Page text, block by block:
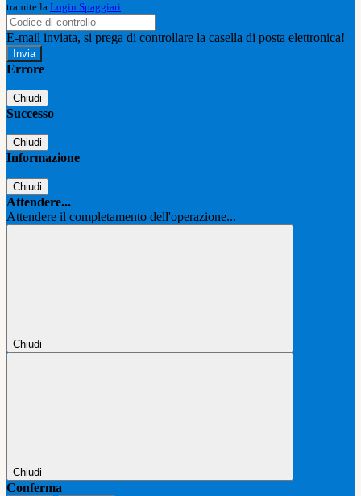
tramite la Login Spaggiari
E-mail inviata, si prega di controllare la casella di posta elettronica!
Errore
Chiudi
Successo
Chiudi
Informazione
Chiudi
Attendere...
Attendere il completamento dell'operazione...
Chiudi
Chiudi
Conferma